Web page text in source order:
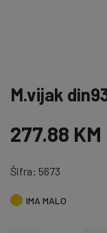
M.vijak
277.88 KM
Šifra: 5673
IMA MALO